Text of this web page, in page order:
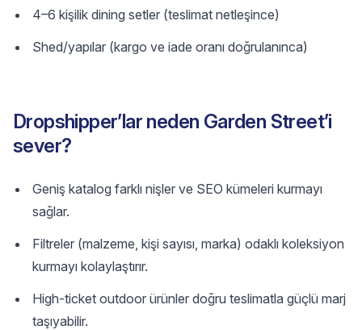
4–6 kişilik dining setler (teslimat netleşince)
Shed/yapılar (kargo ve iade oranı doğrulanınca)
Dropshipper’lar neden Garden Street’i
sever?
Geniş katalog farklı nişler ve SEO kümeleri kurmayı
sağlar.
Filtreler (malzeme, kişi sayısı, marka) odaklı koleksiyon
kurmayı kolaylaştırır.
High-ticket outdoor ürünler doğru teslimatla güçlü marj
taşıyabilir.